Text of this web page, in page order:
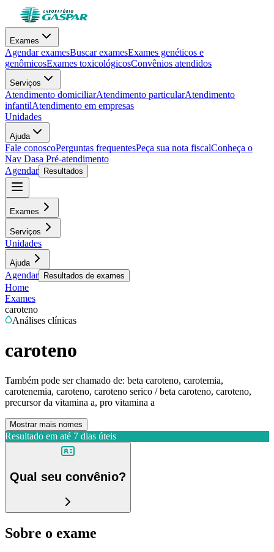
Exames
Agendar examesBuscar examesExames genéticos e
genômicosExames toxicológicosConvênios atendidos
Serviços
Atendimento domiciliarAtendimento particularAtendimento
infantilAtendimento em empresas
Unidades
Ajuda
Fale conoscoPerguntas frequentesPeça sua nota fiscalConheça o
Nav Dasa Pré-atendimento
Agendar
Resultados
Exames
Serviços
Unidades
Ajuda
Agendar Resultados de exames
Home
Exames
caroteno
Análises clínicas
caroteno
Também pode ser chamado de: beta caroteno, carotemia,
carotenemia, caroteno, caroteno serico / beta caroteno, caroteno,
precursor da vitamina a, pro vitamina a
Mostrar mais nomes
Resultado em até 7 dias úteis
Qual seu convênio?
Sobre o exame